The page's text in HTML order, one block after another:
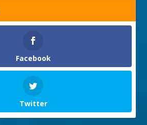
Facebook
Twitter